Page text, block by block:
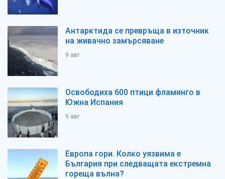
Антарктида се превръща в източник
на живачно замърсяване
9 авг
Освободиха 600 птици фламинго в
Южна Испания
9 авг
Европа гори. Колко уязвима е
България при следващата екстремна
гореща вълна?